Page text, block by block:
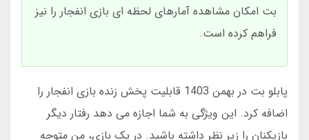
بت امکان مشاهده آمارهای لحظه ای بازی انفجار را نیز
فراهم کرده است.
پابلو بت در بهمن 1403 قابلیت پخش زنده بازی انفجار را
اضافه کرد. این ویژگی به شما اجازه می دهد رفتار دیگر
بازیکنان را زیر نظر داشته باشید. در یک بازی، من متوجه